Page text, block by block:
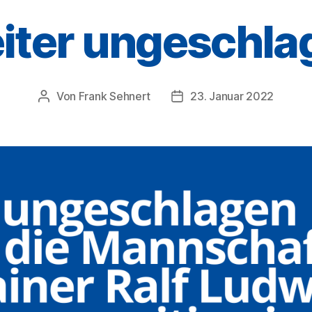
Beitragsautor
Von Frank Sehnert Veröffentlichungsdatum
23. Januar 2022